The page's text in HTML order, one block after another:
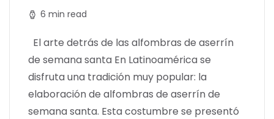
6 min read
El arte detrás de las alfombras de aserrín
de semana santa En Latinoamérica se
disfruta una tradición muy popular: la
elaboración de alfombras de aserrín de
semana santa. Esta costumbre se presentó